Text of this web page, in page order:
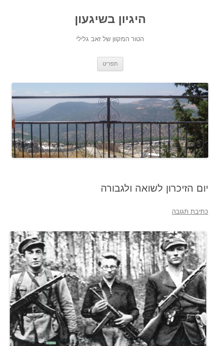
היגיון בשיגעון
הטור המקוון של זאב גלילי
תפריט
יום הזיכרון לשואה ולגבורה
כתיבת תגובה